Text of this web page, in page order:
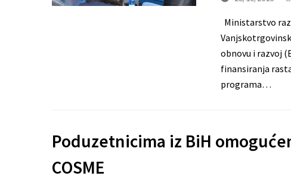
Ministarstvo
obnovu i razvoj
finansiranja
programa…
Poduzetnicima iz BiH
COSME